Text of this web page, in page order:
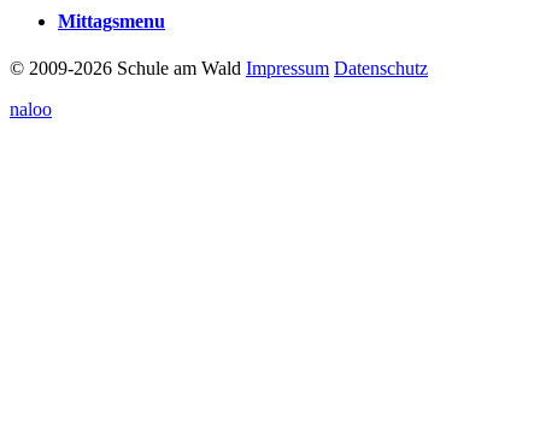
Mittagsmenu
© 2009-2026 Schule am Wald Impressum Datenschutz
naloo